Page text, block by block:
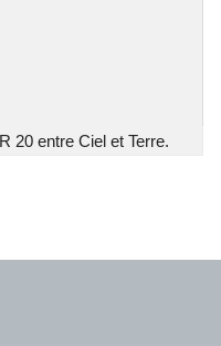
20 entre Ciel et Terre.